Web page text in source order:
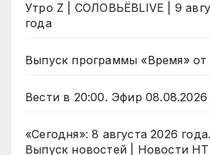
Утро Z | СОЛОВЬЁВLIVE | 9
года
Выпуск программы «Время» от
Вести в 20:00. Эфир 08.08.2026
«Сегодня»: 8 августа 2026 года.
Выпуск новостей | Новости